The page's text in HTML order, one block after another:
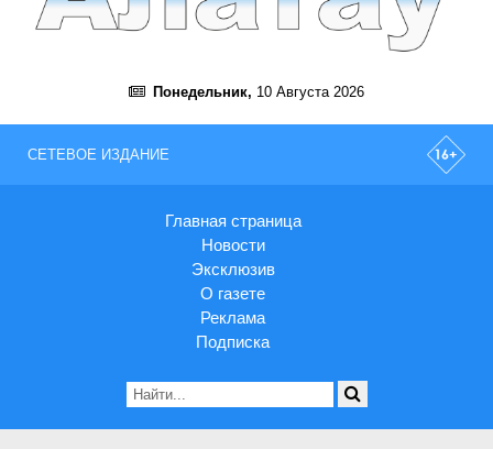
Понедельник, 10 Августа 2026
СЕТЕВОЕ ИЗДАНИЕ
Главная страница
Новости
Эксклюзив
О газете
Реклама
Подписка